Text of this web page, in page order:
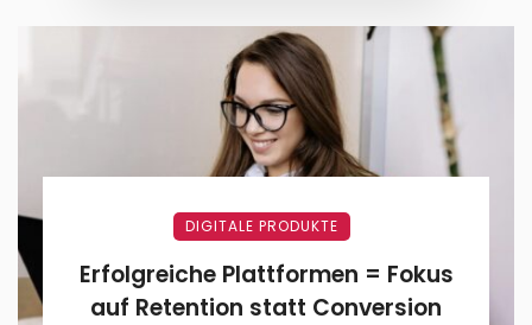
DIGITALE PRODUKTE
Erfolgreiche Plattformen = Fokus
auf Retention statt Conversion